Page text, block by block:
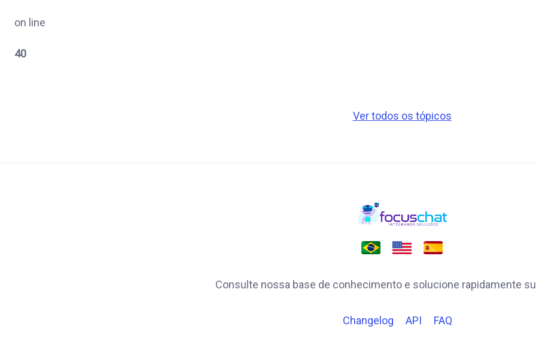
on line
40
Ver todos os tópicos
Consulte nossa base de conhecimento e solucione rapidamente
Changelog API FAQ